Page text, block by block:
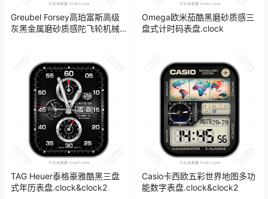
Greubel Forsey高珀富斯高级
灰黑金属磨砂质感陀飞轮机械
Omega欧米茄酷黑磨砂质感三
盘式计时码表盘.clock
TAG Heuer泰格豪雅酷黑三盘
式年历表盘.clock&clock2
Casio卡西欧五彩世界地图多功
能数字表盘.clock&clock2